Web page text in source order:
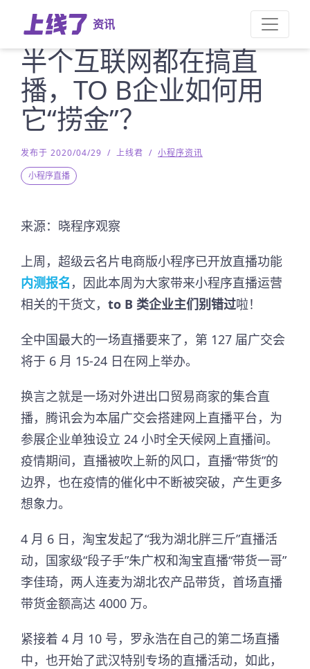
资讯
半个互联网都在搞直
播，TO B企业如何用
它“捞金”？
发布于 2020/04/29 / 上线君 / 小程序资讯
小程序直播
来源：晓程序观察
上周，超级云名片电商版小程序已开放直播功能
内测报名 ，因此本周为大家带来小程序直播运营
相关的干货文， to B 类企业主们别错过啦！
全中国最大的一场直播要来了，第 127 届广交会
将于 6 月 15-24 日在网上举办。
换言之就是一场对外进出口贸易商家的集合直
播，腾讯会为本届广交会搭建网上直播平台，为
参展企业单独设立 24 小时全天候网上直播间。
疫情期间，直播被吹上新的风口，直播“带货”的
边界，也在疫情的催化中不断被突破，产生更多
想象力。
4 月 6 日，淘宝发起了“我为湖北胖三斤”直播活
动，国家级“段子手”朱广权和淘宝直播“带货一哥”
李佳琦，两人连麦为湖北农产品带货，首场直播
带货金额高达 4000 万。
紧接着 4 月 10 号，罗永浩在自己的第二场直播
中，也开始了武汉特别专场的直播活动，如此，